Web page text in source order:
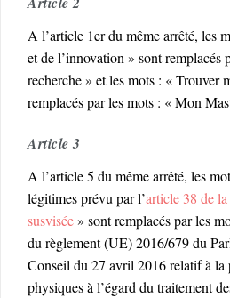
A l’article 1er du même arrêté, les
et de l’innovation » sont remplacés
recherche » et les mots : « Trouver
remplacés par les mots : « Mon
Article 3
A l’article 5 du même arrêté, les
légitimes prévu par l’article 38 de
susvisée» sont remplacés par les
du règlement (UE) 2016/679 du
Conseil du 27 avril 2016 relatif à la
physiques à l’égard du traitement